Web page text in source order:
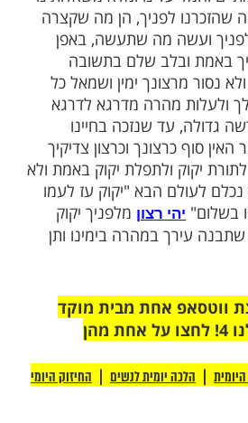
התחברו לכל
בלחיצה כאן >>>​
כי צרכינו מרבים
לפרטם אבל אתה
עמנו למען שמך
עלינו ומלא משאלותינו
לפניך, הן מה שקצרה
ועשה מה שתעשה, באפן
ובלב שלם בתשובה
ימין ושמאל כל
מהרה מדרגא לדרגא
שנזכה בחיינו
כרצונך וכרצון צדיקיך
ולתפלת יקוק באמת ולא